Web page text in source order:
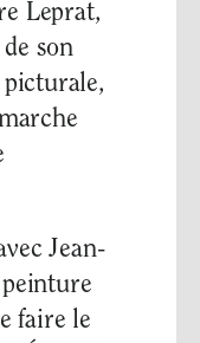
Leprat,
son
Jean-
faire le